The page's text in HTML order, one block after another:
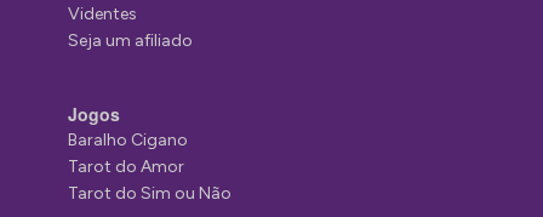
Videntes
Seja um afiliado
Jogos
Baralho Cigano
Tarot do Amor
Tarot do Sim ou Não